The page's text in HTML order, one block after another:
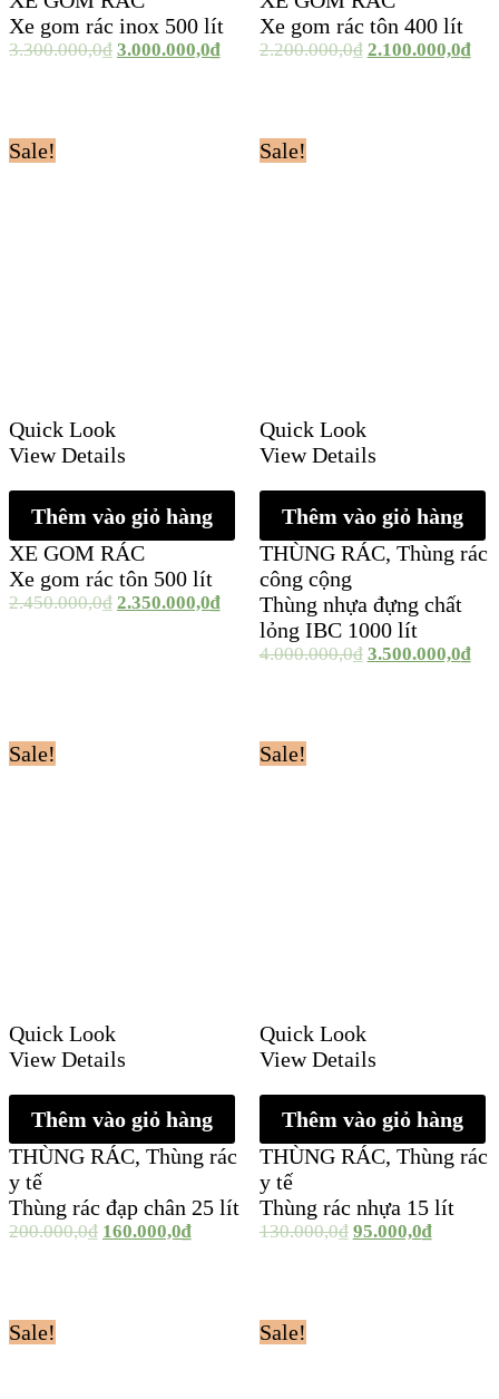
Xe gom rác inox 500 lít
3.300.000,0₫ 3.000.000,0₫
Xe gom rác tôn 400 lít
2.200.000,0₫ 2.100.000,0₫
Sale!
Quick Look
View Details
Thêm vào giỏ hàng
XE GOM RÁC
Xe gom rác tôn 500 lít
2.450.000,0₫ 2.350.000,0₫
Sale!
Quick Look
View Details
Thêm vào giỏ hàng
THÙNG RÁC, Thùng rác
công cộng
Thùng nhựa đựng chất
lỏng IBC 1000 lít
4.000.000,0₫ 3.500.000,0₫
Sale!
Quick Look
View Details
Thêm vào giỏ hàng
THÙNG RÁC, Thùng rác
y tế
Thùng rác đạp chân 25 lít
200.000,0₫ 160.000,0₫
Sale!
Quick Look
View Details
Thêm vào giỏ hàng
THÙNG RÁC, Thùng rác
y tế
Thùng rác nhựa 15 lít
130.000,0₫ 95.000,0₫
Sale! Sale!